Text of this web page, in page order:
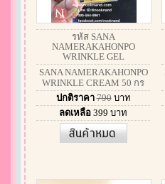
รหัส SANA
NAMERAKAHONPO
WRINKLE GEL
SANA NAMERAKAHONPO
WRINKLE CREAM 50 กร
ปกติราคา 790บาท
ลดเหลือ 399 บาท